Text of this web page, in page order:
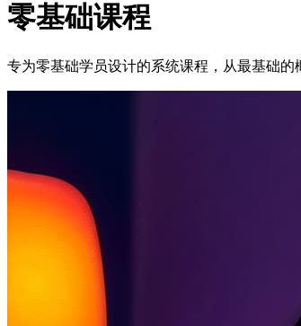
零基础课程
专为零基础学员设计的系统课程，从最基础